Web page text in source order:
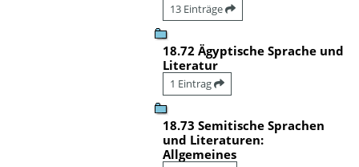
13 Einträge
18.72 Ägyptische Sprache und
Literatur
1 Eintrag
18.73 Semitische Sprachen
und Literaturen:
Allgemeines